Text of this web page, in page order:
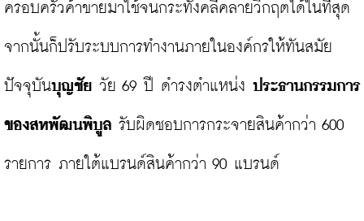
ครอบครัวค้าขายมาใช้จนกระทั่งคลี่คลายวิกฤตได้ในที่สุด
จากนั้นก็ปรับระบบการทำงานภายในองค์กรให้ทันสมัย
ปัจจุบันบุญชัย วัย 69 ปี ดำรงตำแหน่ง ประธานกรรมการ
ของสหพัฒนพิบูล รับผิดชอบการกระจายสินค้ากว่า 600
รายการ ภายใต้แบรนด์สินค้ากว่า 90 แบรนด์